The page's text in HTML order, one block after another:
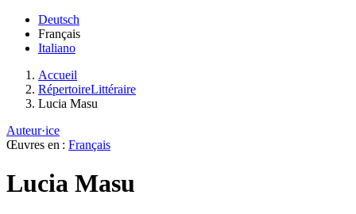
Deutsch
Français
Italiano
Accueil
RépertoireLittéraire
Lucia Masu
Auteur·ice
Œuvres en : Français
Lucia Masu